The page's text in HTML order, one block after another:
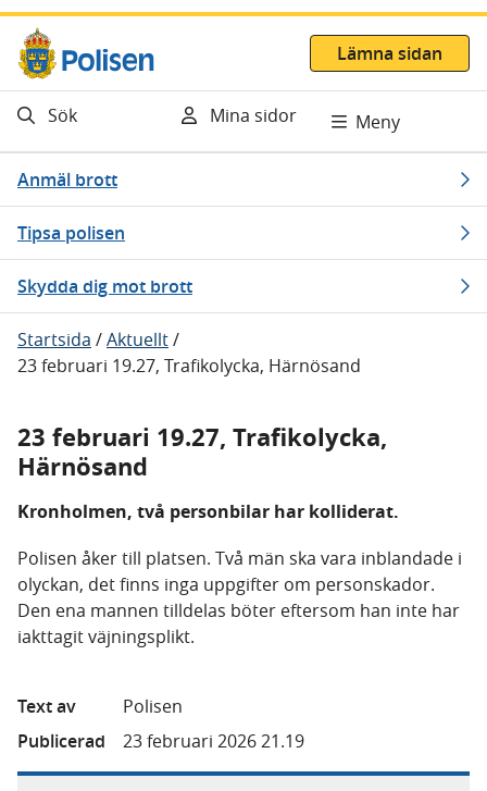
Gå direkt till innehåll
Lämna sidan
Sök Mina sidor Meny
Anmäl brott
Tipsa polisen
Skydda dig mot brott
Startsida /Aktuellt/
23 februari 19.27, Trafikolycka, Härnösand
23 februari 19.27, Trafikolycka,
Härnösand
Kronholmen, två personbilar har kolliderat.
Polisen åker till platsen. Två män ska vara inblandade i
olyckan, det finns inga uppgifter om personskador.
Den ena mannen tilldelas böter eftersom han inte har
iakttagit väjningsplikt.
Text av
Polisen
Publicerad
23 februari 2026 21.19